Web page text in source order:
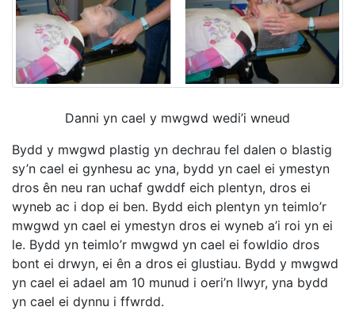
Danni yn cael y mwgwd wedi’i wneud
Bydd y mwgwd plastig yn dechrau fel dalen o blastig
sy’n cael ei gynhesu ac yna, bydd yn cael ei ymestyn
dros ên neu ran uchaf gwddf eich plentyn, dros ei
wyneb ac i dop ei ben. Bydd eich plentyn yn teimlo’r
mwgwd yn cael ei ymestyn dros ei wyneb a’i roi yn ei
le. Bydd yn teimlo’r mwgwd yn cael ei fowldio dros
bont ei drwyn, ei ên a dros ei glustiau. Bydd y mwgwd
yn cael ei adael am 10 munud i oeri’n llwyr, yna bydd
yn cael ei dynnu i ffwrdd.